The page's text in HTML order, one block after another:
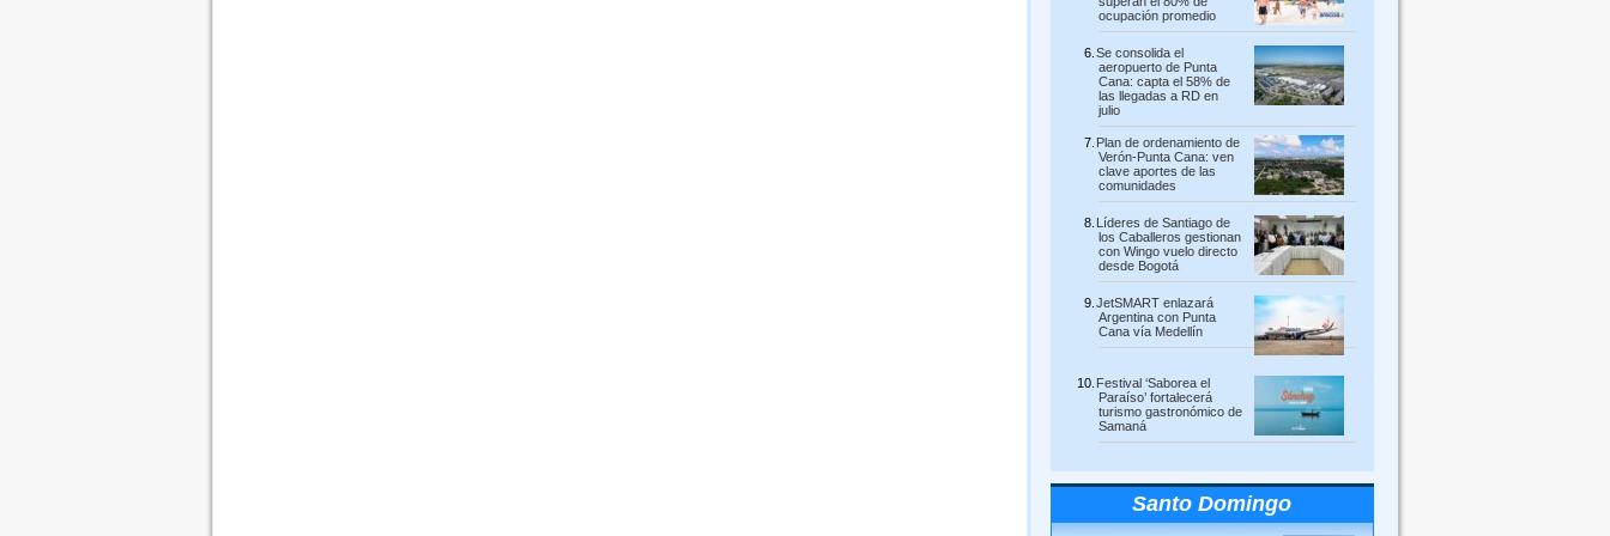
ocupación promedio
Se consolida el
aeropuerto de Punta
Cana: capta el 58% de
las llegadas a RD en
julio
Plan de ordenamiento de
Verón-Punta Cana: ven
clave aportes de las
comunidades
Líderes de Santiago de
los Caballeros gestionan
con Wingo vuelo directo
desde Bogotá
JetSMART enlazará
Argentina con Punta
Cana vía Medellín
Festival ‘Saborea el
Paraíso’ fortalecerá
turismo gastronómico de
Samaná
Santo Domingo